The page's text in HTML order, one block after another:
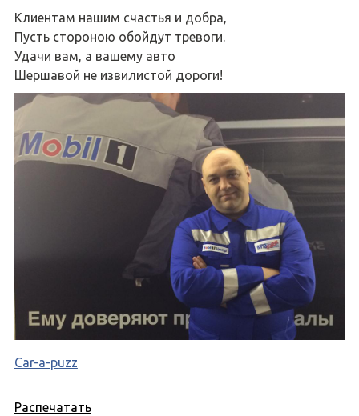
Клиентам нашим счастья и добра,
Пусть стороною обойдут тревоги.
Удачи вам, а вашему авто
Шершавой не извилистой дороги!
Car-a-puzz
Распечатать